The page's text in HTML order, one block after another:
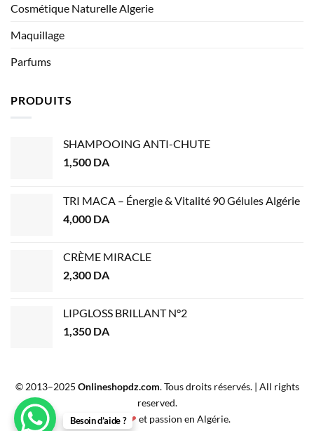
Cosmétique Naturelle Algerie
Maquillage
Parfums
PRODUITS
SHAMPOOING ANTI-CHUTE
1,500 DA
TRI MACA – Énergie & Vitalité 90 Gélules Algérie
4,000 DA
CRÈME MIRACLE
2,300 DA
LIPGLOSS BRILLANT N°2
1,350 DA
© 2013–2025 Onlineshopdz.com. Tous droits réservés. | All rights
reserved.
Créé avec ❤ et passion en Algérie.
Besoin d’aide ?